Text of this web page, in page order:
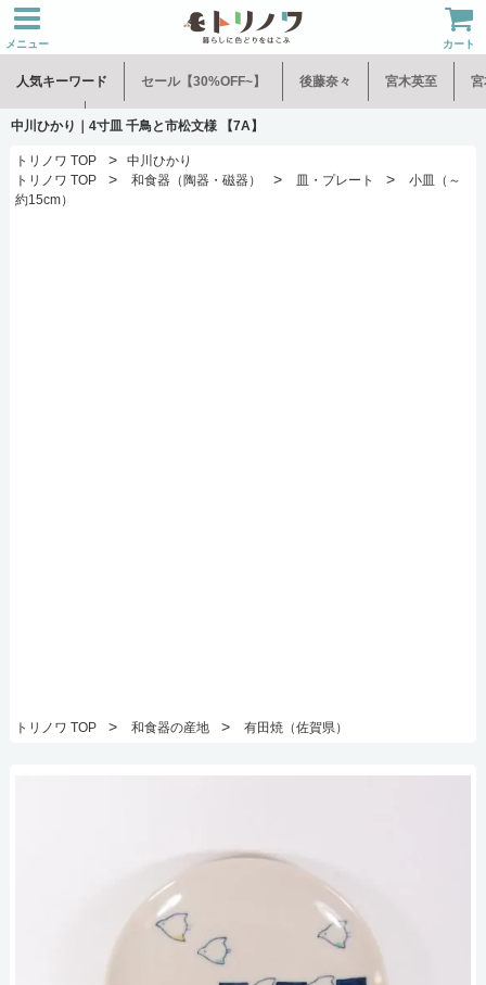
メニュー カート
人気キーワード セール【30%OFF~】 後藤奈々 宮木英至 宮
水谷和音 児玉修治
中川ひかり｜4寸皿 千鳥と市松文様 【7A】
トリノワ TOP >
中川ひかり
トリノワ TOP
> 和食器（陶器・磁器） > 皿・プレート >
小皿（～
約15cm）
トリノワ TOP > 和食器の産地 > 有田焼（佐賀県）